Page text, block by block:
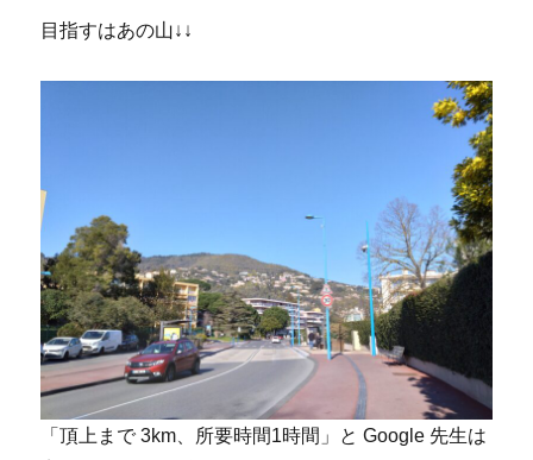
目指すはあの山↓↓
「頂上まで 3km、所要時間1時間」と Google 先生は